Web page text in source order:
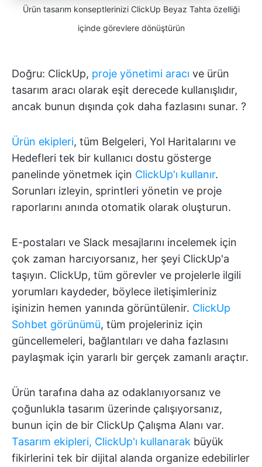
Ürün tasarım konseptlerinizi ClickUp Beyaz Tahta özelliği
içinde görevlere dönüştürün
Doğru: ClickUp, proje yönetimi aracı ve ürün
tasarım aracı olarak eşit derecede kullanışlıdır,
ancak bunun dışında çok daha fazlasını sunar. ?️
Ürün ekipleri, tüm Belgeleri, Yol Haritalarını ve
Hedefleri tek bir kullanıcı dostu gösterge
panelinde yönetmek için ClickUp'ı kullanır.
Sorunları izleyin, sprintleri yönetin ve proje
raporlarını anında otomatik olarak oluşturun.
E-postaları ve Slack mesajlarını incelemek için
çok zaman harcıyorsanız, her şeyi ClickUp'a
taşıyın. ClickUp, tüm görevler ve projelerle ilgili
yorumları kaydeder, böylece iletişimleriniz
işinizin hemen yanında görüntülenir. ClickUp
Sohbet görünümü, tüm projeleriniz için
güncellemeleri, bağlantıları ve daha fazlasını
paylaşmak için yararlı bir gerçek zamanlı araçtır.
Ürün tarafına daha az odaklanıyorsanız ve
çoğunlukla tasarım üzerinde çalışıyorsanız,
bunun için de bir ClickUp Çalışma Alanı var.
Tasarım ekipleri, ClickUp'ı kullanarak büyük
fikirlerini tek bir dijital alanda organize edebilirler